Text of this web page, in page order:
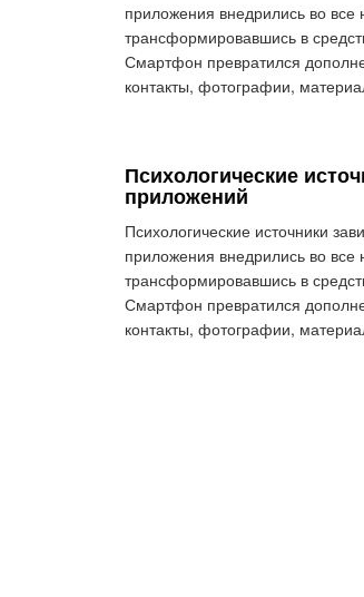
приложения внедрились во все
трансформировавшись в
Смартфон превратился
контакты, фотографии,
Психологические
приложений
Психологические источники
приложения внедрились во все
трансформировавшись в
Смартфон превратился
контакты, фотографии,